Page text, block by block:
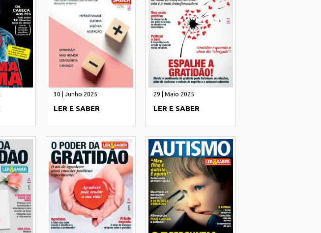
30 | Junho 2025
LER E SABER
29 | Maio 2025
LER E SABER